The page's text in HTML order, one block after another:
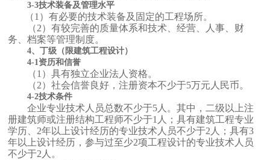
3-3技术装备及管理水平
（1）有必要的技术装备及固定的工程场所。
（2）有较完善的质量体系和技术、经营、人事、财
务、档案等管理制度。
4、丁级（限建筑工程设计）
4-1资历和信誉
（1）具有独立企业法人资格。
（2）社会信誉良好，注册资本不少于5万元人民币。
4-2技术条件
企业专业技术人员总数不少于5人。其中，二级以上注
册建筑师或注册结构工程师不少于1人；具有建筑工程专业
学历、2年以上设计经历的专业技术人员不少于2人；具有3
年以上设计经历，参与过至少2项工程设计的专业技术人员
不少于2人。